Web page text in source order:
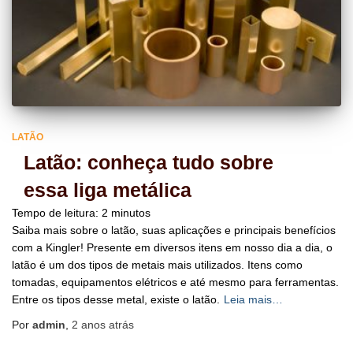
LATÃO
Latão: conheça tudo sobre
essa liga metálica
Tempo de leitura: 2 minutos
Saiba mais sobre o latão, suas aplicações e principais benefícios
com a Kingler! Presente em diversos itens em nosso dia a dia, o
latão é um dos tipos de metais mais utilizados. Itens como
tomadas, equipamentos elétricos e até mesmo para ferramentas.
Entre os tipos desse metal, existe o latão.
Leia mais…
Por admin 2 anos atrás